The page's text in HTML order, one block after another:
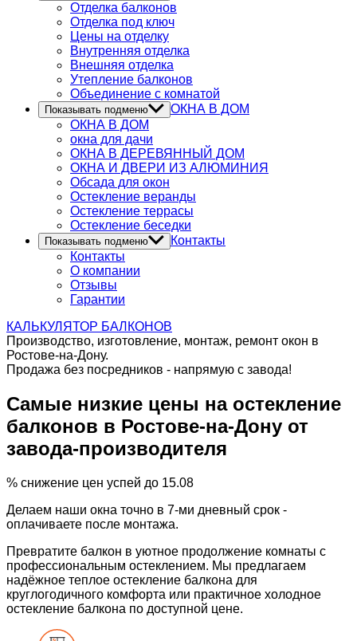
Отделка балконов
Отделка под ключ
Цены на отделку
Внутренняя отделка
Внешняя отделка
Утепление балконов
Объединение с комнатой
Показывать подменю
ОКНА В ДОМ
ОКНА В ДОМ
окна для дачи
ОКНА В ДЕРЕВЯННЫЙ ДОМ
ОКНА И ДВЕРИ ИЗ АЛЮМИНИЯ
Обсада для окон
Остекление веранды
Остекление террасы
Остекление беседки
Показывать подменю
Контакты
Контакты
О компании
Отзывы
Гарантии
КАЛЬКУЛЯТОР БАЛКОНОВ
Производство, изготовление, монтаж, ремонт окон в
Ростове-на-Дону.
Продажа без посредников - напрямую с завода!
Самые низкие цены на остекление
балконов в Ростове-на-Дону от
завода-производителя
% снижение цен успей до 15.08
Делаем наши окна точно в 7-ми дневный срок -
оплачиваете после монтажа.
Превратите балкон в уютное продолжение комнаты с
профессиональным остеклением. Мы предлагаем
надёжное теплое остекление балкона для
круглогодичного комфорта или практичное холодное
остекление балкона по доступной цене.